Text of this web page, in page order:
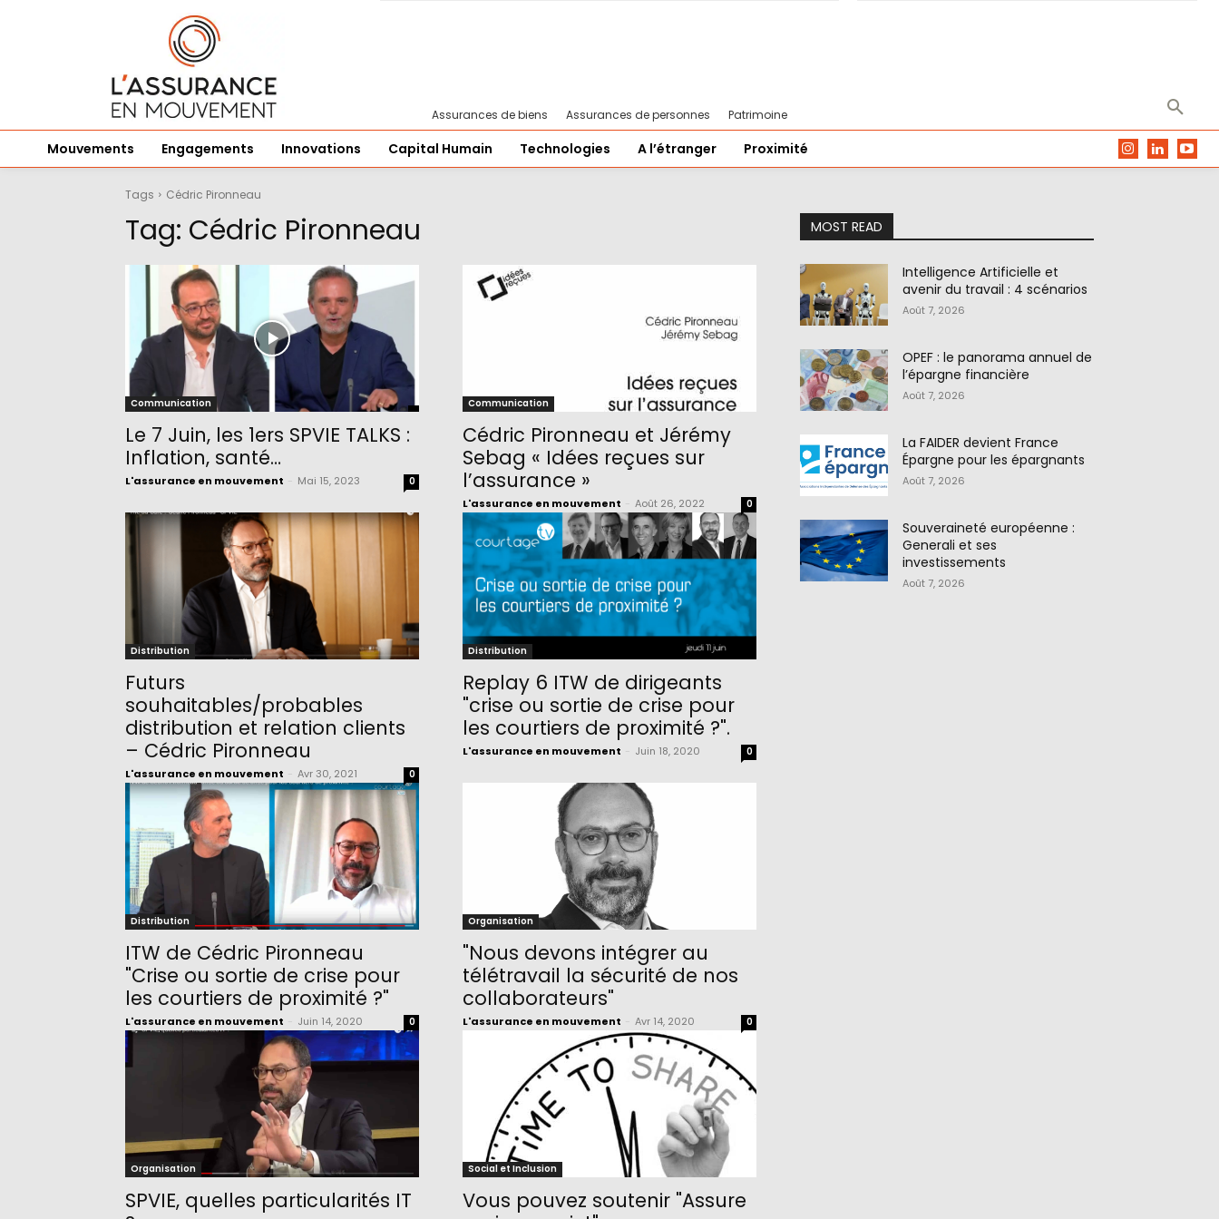
Assurances de biens Assurances de personnes Patrimoine
Mouvements Engagements Innovations Capital Humain Technologies A l’étranger Proximité
Tags Cédric Pironneau
Tag: Cédric Pironneau
Communication
Le 7 Juin, les 1ers SPVIE TALKS :
Inflation, santé…
L'assurance en mouvement Mai 15, 2023 0
Communication
Cédric Pironneau et Jérémy
Sebag « Idées reçues sur
l’assurance »
L'assurance en mouvement Août 26, 2022 0
Distribution
Futurs
souhaitables/probables
distribution et relation clients
– Cédric Pironneau
L'assurance en mouvement Avr 30, 2021 0
Distribution
Replay 6 ITW de dirigeants
"crise ou sortie de crise pour
les courtiers de proximité ?".
L'assurance en mouvement Juin 18, 2020 0
Distribution
ITW de Cédric Pironneau
"Crise ou sortie de crise pour
les courtiers de proximité ?"
L'assurance en mouvement Juin 14, 2020 0
Organisation
"Nous devons intégrer au
télétravail la sécurité de nos
collaborateurs"
L'assurance en mouvement Avr 14, 2020 0
Organisation
SPVIE, quelles particularités IT
Social et Inclusion
Vous pouvez soutenir "Assure
MOST READ
Intelligence Artificielle et
avenir du travail : 4 scénarios
Août 7, 2026
OPEF : le panorama annuel de
l’épargne financière
Août 7, 2026
La FAIDER devient France
Épargne pour les épargnants
Août 7, 2026
Souveraineté européenne :
Generali et ses
investissements
Août 7, 2026